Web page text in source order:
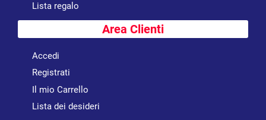
Lista regalo
Area Clienti
Accedi
Registrati
Il mio Carrello
Lista dei desideri